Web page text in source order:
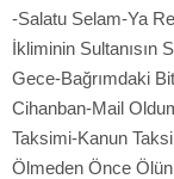
-Salatu Selam-Ya
İkliminin Sultanısın
Gece-Bağrımdaki
Cihanban-Mail
Taksimi-Kanun
Ölmeden Önce